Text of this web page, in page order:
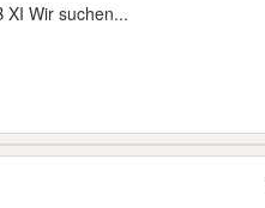
XI Wir suchen...